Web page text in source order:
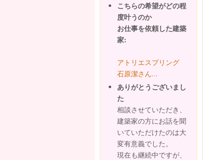
こちらの希望がどの程
度叶うのか
お仕事を依頼した建築
家:
アトリエスプリング
石原潔さん...
ありがとうございまし
た
相談させていただき、
建築家の方にお話を聞
いていただけたのは大
変有意義でした。
現在も継続中ですが、